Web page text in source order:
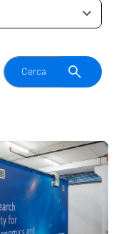
Attiva il campo di ricerca